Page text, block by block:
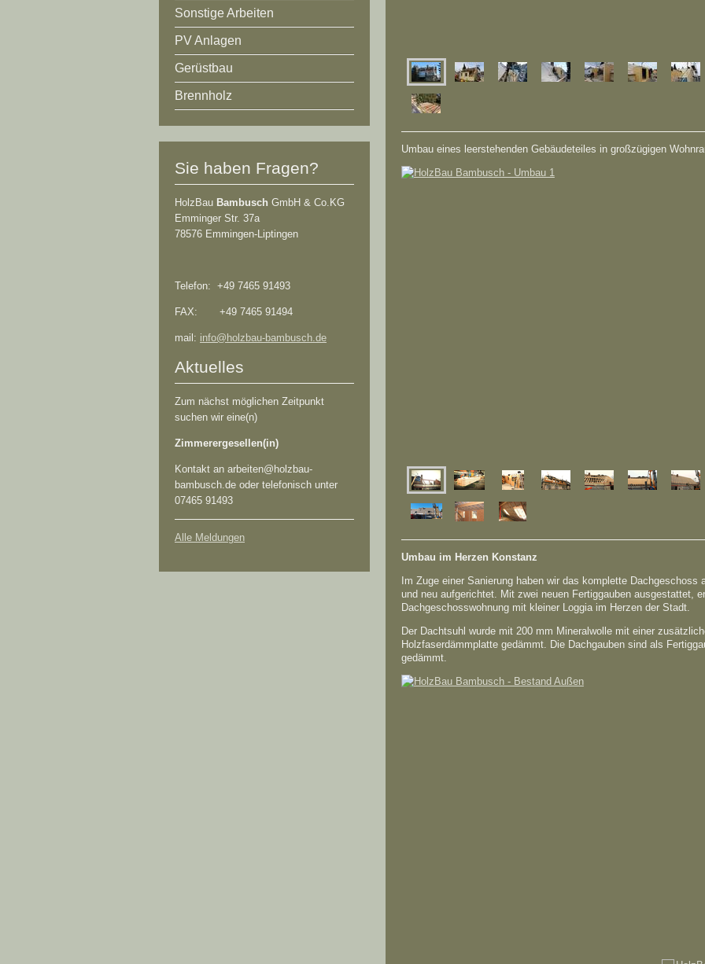
Umbau eines leerstehenden Gebäudeteiles in großzügigen
Umbau im Herzen Konstanz
Im Zuge einer Sanierung haben wir das komplette Dachgeschoss
und neu aufgerichtet. Mit zwei neuen Fertiggauben ausgestattet,
Dachgeschosswohnung mit kleiner Loggia im Herzen der Stadt.
Der Dachtsuhl wurde mit 200 mm Mineralwolle mit einer
Holzfaserdämmplatte gedämmt. Die Dachgauben sind als
gedämmt.
Sonstige Arbeiten
PV Anlagen
Gerüstbau
Brennholz
Sie haben Fragen?
HolzBau Bambusch GmbH & Co.KG
Emminger Str. 37a
78576 Emmingen-Liptingen
Telefon: +49 7465 91493
FAX: +49 7465 91494
mail: info@holzbau-bambusch.de
Aktuelles
Zum nächst möglichen Zeitpunkt
suchen wir eine(n)
Zimmerergesellen(in)
Kontakt an arbeiten@holzbau-
bambusch.de oder telefonisch unter
07465 91493
Alle Meldungen